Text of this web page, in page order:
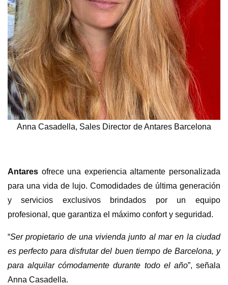
Anna Casadella, Sales Director de Antares Barcelona
Antares ofrece una experiencia altamente personalizada
para una vida de lujo. Comodidades de última generación
y servicios exclusivos brindados por un equipo
profesional, que garantiza el máximo confort y seguridad.
“Ser propietario de una vivienda junto al mar en la ciudad
es perfecto para disfrutar del buen tiempo de Barcelona, y
para alquilar cómodamente durante todo el año”, señala
Anna Casadella.